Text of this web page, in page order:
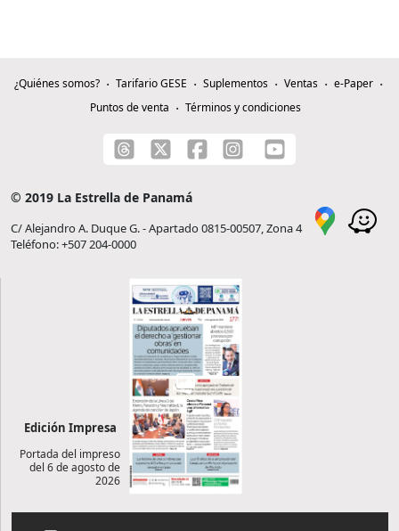
¿Quiénes somos? Tarifario GESE Suplementos Ventas
e-Paper
Puntos de venta
Términos y condiciones
© 2019 La Estrella de Panamá
C/ Alejandro A. Duque G. - Apartado 0815-00507, Zona 4
Teléfono: +507 204-0000
Edición Impresa
Portada del impreso
del 6 de agosto de
2026